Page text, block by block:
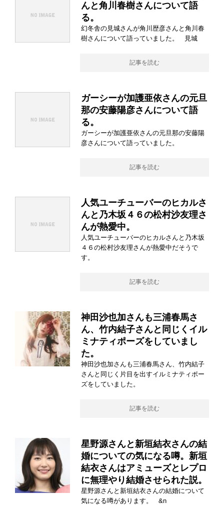
んと角川春樹さんについて語
る。
幻冬舎の見城さんが角川歴彦さんと角川春
樹さんについて語っていました。 見城
記事を読む
ガーシーが加護亜依さんの元旦
那の安藤陽彦さんについて語
る。
ガーシーが加護亜依さんの元旦那の安藤陽
彦さんについて語っていました。
記事を読む
人気ユーチューバーのヒカルさ
んと乃木坂４６の松村沙友理さ
んが熱愛中。
人気ユーチューバーのヒカルさんと乃木坂
４６の松村沙友理さんが熱愛中だそうで
す。
記事を読む
神田沙也加さんも三浦春馬さ
ん、竹内結子さんと同じくイル
ミナティポーズをしていまし
た。
神田沙也加さんも三浦春馬さん、竹内結子
さんと同じく片目を出すイルミナティポー
ズをしていました。
記事を読む
星野源さんと新垣結衣さんの結
婚についての気になる噂。新垣
結衣さんはアミューズとレプロ
に無理やり結婚させられた説。
星野源さんと新垣結衣さんの結婚について
気になる噂があります。 &n